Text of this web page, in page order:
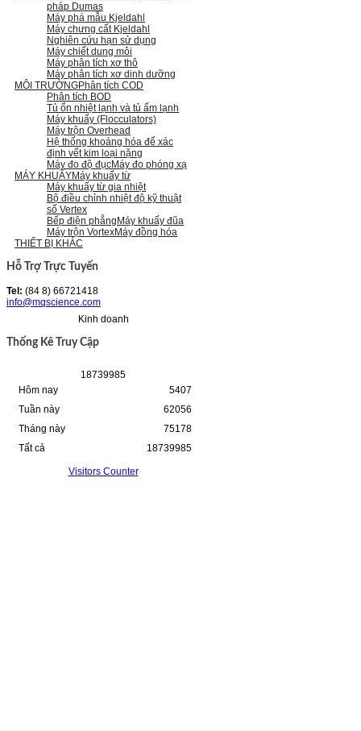
pháp Dumas
Máy phá mẫu Kjeldahl
Máy chưng cất Kjeldahl
Nghiên cứu hạn sử dụng
Máy chiết dung môi
Máy phân tích xơ thô
Máy phân tích xơ dinh dưỡng
MÔI TRƯỜNGPhân tích COD
Phân tích BOD
Tủ ổn nhiệt lạnh và tủ ấm lạnh
Máy khuấy (Flocculators)
Máy trộn Overhead
Hệ thống khoáng hóa để xác
định vết kim loại nặng
Máy đo độ đụcMáy đo phóng xạ
MÁY KHUẤYMáy khuấy từ
Máy khuấy từ gia nhiệt
Bộ điều chỉnh nhiệt độ kỹ thuật
số Vertex
Bếp điện phẳng Máy khuấy đũa
Máy trộn VortexMáy đồng hóa
THIẾT BỊ KHÁC
Hỗ Trợ Trực Tuyến
Tel: (84 8) 66721418
info@mqscience.com
Kinh doanh
Thống Kê Truy Cập
18739985
Hôm nay
Tuần này
Tháng này
Tất cả
5407
62056
75178
18739985
Visitors Counter